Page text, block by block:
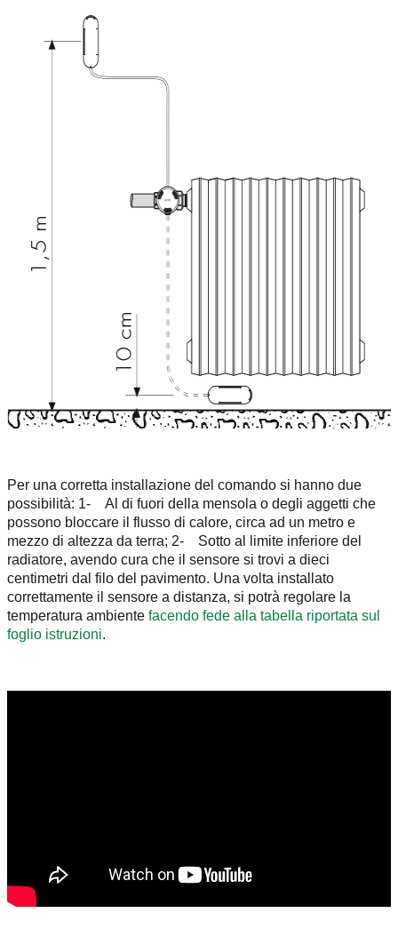
Per una corretta installazione del comando si hanno due
possibilità: 1- Al di fuori della mensola o degli aggetti che
possono bloccare il flusso di calore, circa ad un metro e
mezzo di altezza da terra; 2- Sotto al limite inferiore del
radiatore, avendo cura che il sensore si trovi a dieci
centimetri dal filo del pavimento. Una volta installato
correttamente il sensore a distanza, si potrà regolare la
temperatura ambiente facendo fede alla tabella riportata sul
foglio istruzioni.